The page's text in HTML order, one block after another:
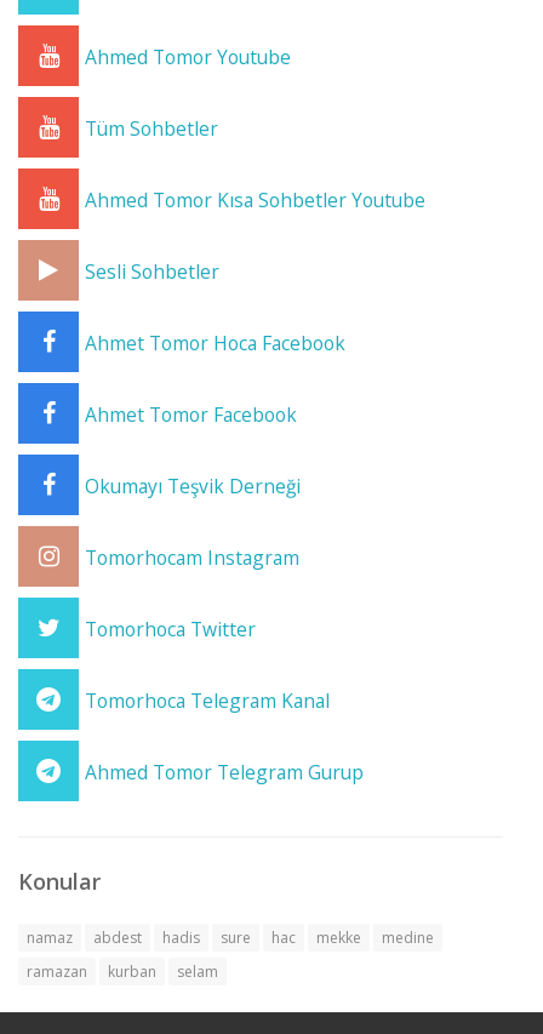
Ahmed Tomor Youtube
Tüm Sohbetler
Ahmed Tomor Kısa Sohbetler Youtube
Sesli Sohbetler
Ahmet Tomor Hoca Facebook
Ahmet Tomor Facebook
Okumayı Teşvik Derneği
Tomorhocam Instagram
Tomorhoca Twitter
Tomorhoca Telegram Kanal
Ahmed Tomor Telegram Gurup
Konular
namaz abdest hadis sure hac mekke
medine
ramazan
kurban selam